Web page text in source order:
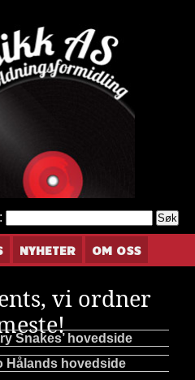
NYHETER OM OSS
vi ordner
Snakes’ hovedside
Hålands hovedside